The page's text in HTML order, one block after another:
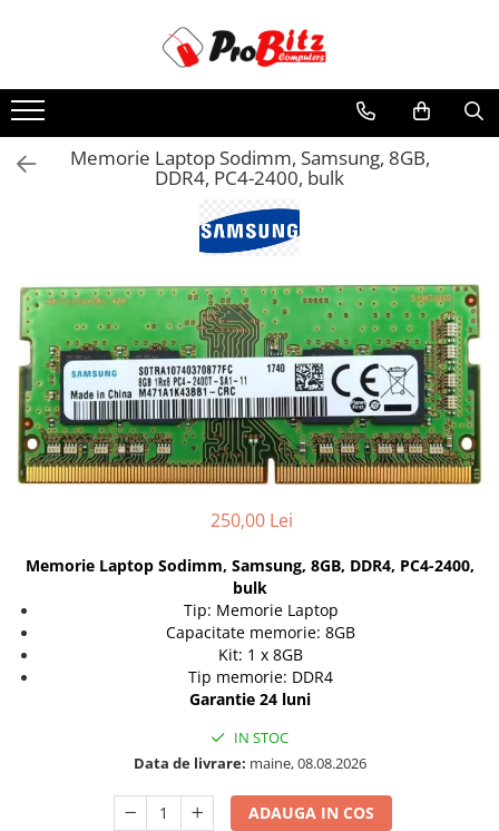
Laptopuri si accesorii
Laptopuri
Componente NOI Laptop
Memorii laptop
Hard Disk-uri laptop
Baterii laptop
Componente REFURBISHED Laptop
Hard Disk-uri Refurbished
Accesorii Laptop
Incarcatoare laptop
Incarcatoare laptop refurbished
Standuri și Coolere Laptop
Alte accesorii
Calculatoare Mini NOI
Memorie Laptop Sodimm, Samsung, 8GB,
DDR4, PC4-2400, bulk
250,00 Lei
Memorie Laptop Sodimm, Samsung, 8GB, DDR4, PC4-2400,
bulk
Tip: Memorie Laptop
Capacitate memorie: 8GB
Kit: 1 x 8GB
Tip memorie: DDR4
Garantie 24 luni
IN STOC
Data de livrare: maine, 08.08.2026
ADAUGA IN COS